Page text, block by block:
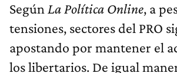
Según La Política Online, a
tensiones, sectores del PRO
apostando por mantener el
los libertarios. De igual